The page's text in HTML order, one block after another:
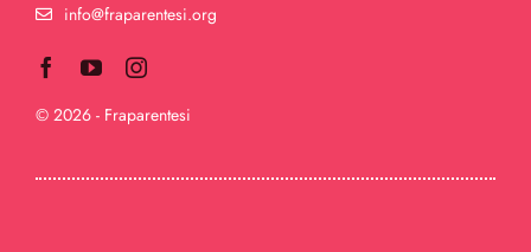
info@fraparentesi.org
© 2026 - Fraparentesi